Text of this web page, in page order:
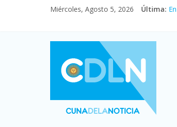
Miércoles, Agosto 5, 2026 Última: